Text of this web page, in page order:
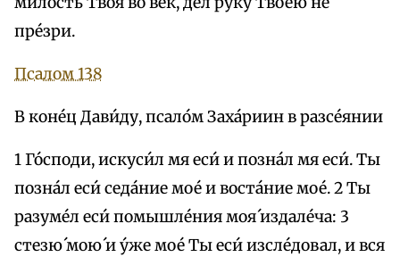
пре́зри.
Псалом 138
В коне́ц Дави́ду, псало́м Заха́риин в разсе́янии
1 Го́споди, искуси́л мя еси́ и позна́л мя еси́. Ты
позна́л еси́ седа́ние мое́ и воста́ние мое́. 2 Ты
разуме́л еси́ помышле́ния моя́ издале́ча: 3
стезю́ мою́ и у́же мое́ Ты еси́ изсле́довал, и вся